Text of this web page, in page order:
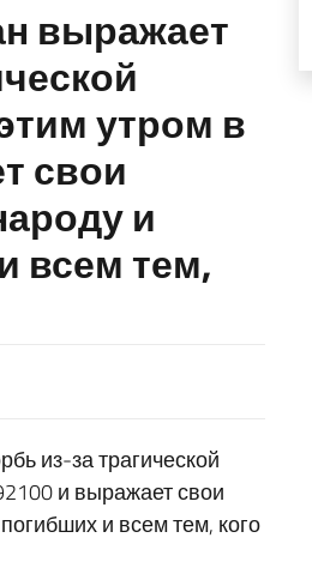
выражает
утром в
свои
и
всем тем,
из-за трагической
и выражает свои
и всем тем, кого